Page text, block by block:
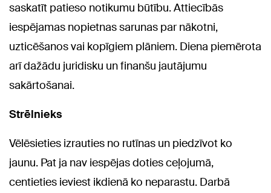
saskatīt patieso notikumu būtību. Attiecībās
iespējamas nopietnas sarunas par nākotni,
uzticēšanos vai kopīgiem plāniem. Diena piemērota
arī dažādu juridisku un finanšu jautājumu
sakārtošanai.
Strēlnieks
Vēlēsieties izrauties no rutīnas un piedzīvot ko
jaunu. Pat ja nav iespējas doties ceļojumā,
centieties ieviest ikdienā ko neparastu. Darbā